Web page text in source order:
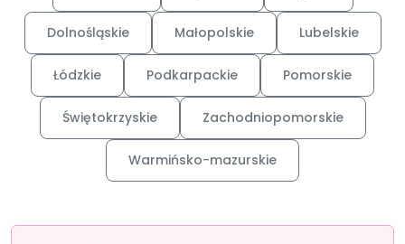
Dolnośląskie Małopolskie Lubelskie
Łódzkie Podkarpackie Pomorskie
Świętokrzyskie Zachodniopomorskie
Warmińsko-mazurskie